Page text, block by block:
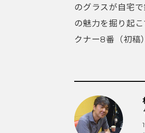
のグラスが自宅
の魅力を掘り起
クナー8番（初稿